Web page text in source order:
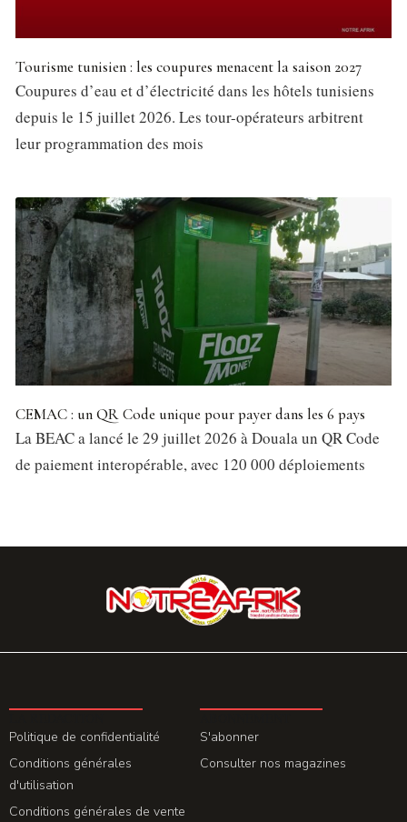
Tourisme tunisien : les coupures menacent la saison 2027
Coupures d’eau et d’électricité dans les hôtels tunisiens
depuis le 15 juillet 2026. Les tour-opérateurs arbitrent
leur programmation des mois
CEMAC : un QR Code unique pour payer dans les 6 pays
La BEAC a lancé le 29 juillet 2026 à Douala un QR Code
de paiement interopérable, avec 120 000 déploiements
Politique de confidentialité
Conditions générales
d'utilisation
Conditions générales de vente
S'abonner
Consulter nos magazines